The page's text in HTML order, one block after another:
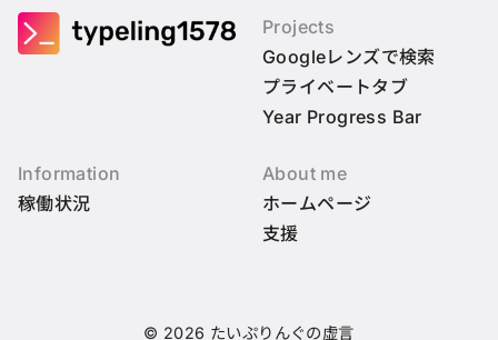
Projects
Googleレンズで検索
プライベートタブ
Year Progress Bar
Information
稼働状況
About me
ホームページ
支援
© 2026 たいぷりんぐの虚言